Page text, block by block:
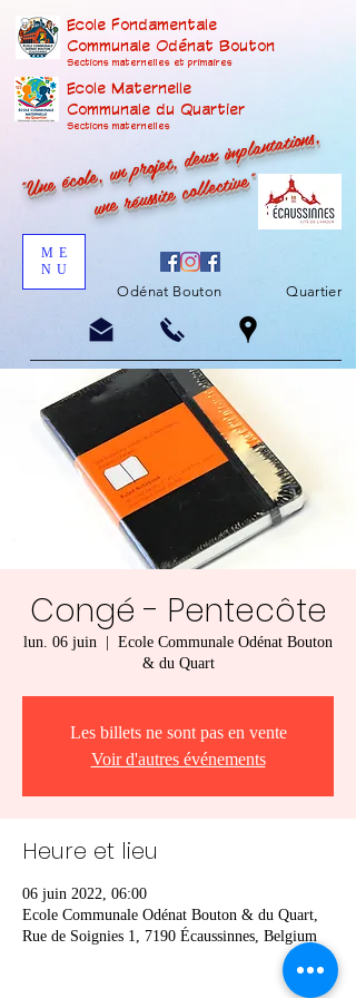
Ecole Fondamentale
Communale Odénat Bouton
Sections maternelles et primaires
Ecole Maternelle
Communale du Quartier
Sections maternelles
"Une école, un projet, deux implantations,
une réussite collective"
ME
NU
Odénat Bouton Quartier
Congé - Pentecôte
lun. 06 juin
Ecole Communale Odénat Bouton
& du Quart
Les billets ne sont pas en vente
Voir d'autres événements
Heure et lieu
06 juin 2022, 06:00
Ecole Communale Odénat Bouton & du Quart,
Rue de Soignies 1, 7190 Écaussinnes, Belgium